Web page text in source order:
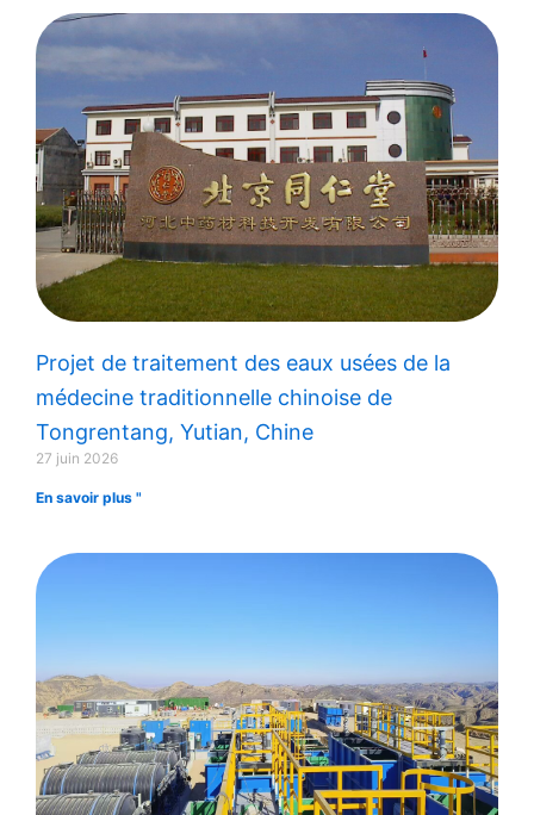
Projet de traitement des eaux usées de la
médecine traditionnelle chinoise de
Tongrentang, Yutian, Chine
27 juin 2026
En savoir plus "